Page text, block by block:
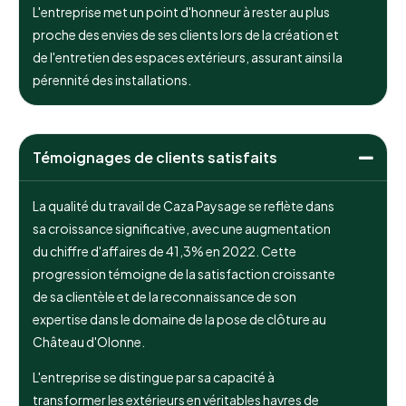
L'entreprise met un point d'honneur à rester au plus
proche des envies de ses clients lors de la création et
de l'entretien des espaces extérieurs, assurant ainsi la
pérennité des installations.
Témoignages de clients satisfaits
La qualité du travail de Caza Paysage se reflète dans
sa croissance significative, avec une augmentation
du chiffre d'affaires de 41,3% en 2022. Cette
progression témoigne de la satisfaction croissante
de sa clientèle et de la reconnaissance de son
expertise dans le domaine de la pose de clôture au
Château d'Olonne.
L'entreprise se distingue par sa capacité à
transformer les extérieurs en véritables havres de